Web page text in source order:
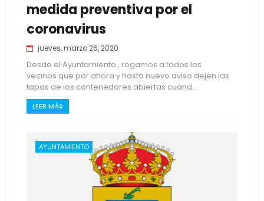
medida preventiva por el
coronavirus
jueves, marzo 26, 2020
Desde el Ayuntamiento , rogamos a todos los
vecinos que por ahora y hasta nuevo aviso dejen las
tapas de los contenedores abiertas cuand...
LEER MÁS
AYUNTAMIENTO